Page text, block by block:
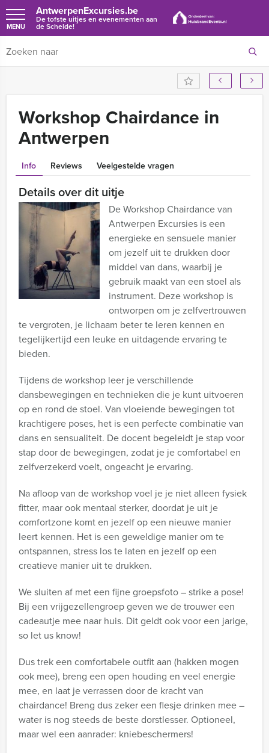
AntwerpenExcursies.be
De tofste uitjes en evenementen aan
de Schelde!
MENU
Workshop Chairdance in
Antwerpen
Info Reviews Veelgestelde vragen
Details over dit uitje
De Workshop Chairdance van
Antwerpen Excursies is een
energieke en sensuele manier
om jezelf uit te drukken door
middel van dans, waarbij je
gebruik maakt van een stoel als
instrument. Deze workshop is
ontworpen om je zelfvertrouwen
te vergroten, je lichaam beter te leren kennen en
tegelijkertijd een leuke en uitdagende ervaring te
bieden.
Tijdens de workshop leer je verschillende
dansbewegingen en technieken die je kunt uitvoeren
op en rond de stoel. Van vloeiende bewegingen tot
krachtigere poses, het is een perfecte combinatie van
dans en sensualiteit. De docent begeleidt je stap voor
stap door de bewegingen, zodat je je comfortabel en
zelfverzekerd voelt, ongeacht je ervaring.
Na afloop van de workshop voel je je niet alleen fysiek
fitter, maar ook mentaal sterker, doordat je uit je
comfortzone komt en jezelf op een nieuwe manier
leert kennen. Het is een geweldige manier om te
ontspannen, stress los te laten en jezelf op een
creatieve manier uit te drukken.
We sluiten af met een fijne groepsfoto – strike a pose!
Bij een vrijgezellengroep geven we de trouwer een
cadeautje mee naar huis. Dit geldt ook voor een jarige,
so let us know!
Dus trek een comfortabele outfit aan (hakken mogen
ook mee), breng een open houding en veel energie
mee, en laat je verrassen door de kracht van
chairdance! Breng dus zeker een flesje drinken mee –
water is nog steeds de beste dorstlesser. Optioneel,
maar wel een aanrader: kniebeschermers!